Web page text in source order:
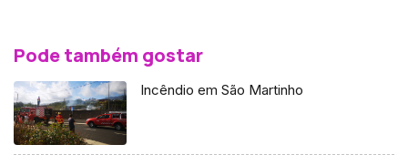
Pode também gostar
Incêndio em São Martinho